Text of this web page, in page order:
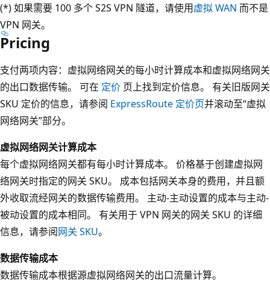
(*) 如果需要 100 多个 S2S VPN 隧道，请使用虚拟 WAN 而不是
VPN 网关。
Pricing
支付两项内容：虚拟网络网关的每小时计算成本和虚拟网络网关
的出口数据传输。 可在 定价 页上找到定价信息。 有关旧版网关
SKU 定价的信息，请参阅 ExpressRoute 定价页并滚动至“虚拟
网络网关”部分。
虚拟网络网关计算成本
每个虚拟网络网关都有每小时计算成本。 价格基于创建虚拟网
络网关时指定的网关 SKU。 成本包括网关本身的费用，并且额
外收取流经网关的数据传输费用。 主动-主动设置的成本与主动-
被动设置的成本相同。 有关用于 VPN 网关的网关 SKU 的详细
信息，请参阅网关 SKU。
数据传输成本
数据传输成本根据源虚拟网络网关的出口流量计算。